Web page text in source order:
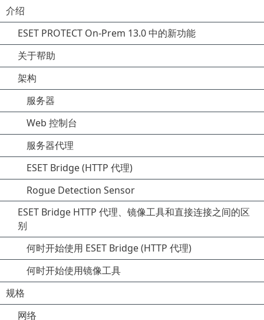
介绍
ESET PROTECT On-Prem 13.0 中的新功能
关于帮助
架构
服务器
Web 控制台
服务器代理
ESET Bridge (HTTP 代理)
Rogue Detection Sensor
ESET Bridge HTTP 代理、镜像工具和直接连接之间的区
别
何时开始使用 ESET Bridge (HTTP 代理)
何时开始使用镜像工具
规格
网络